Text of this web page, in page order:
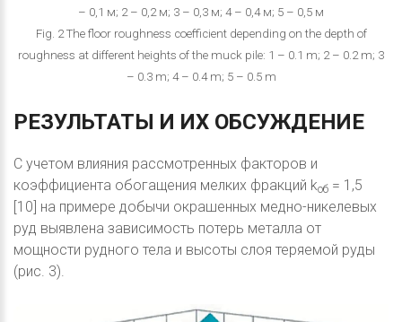
– 0,1 м; 2 – 0,2 м; 3 – 0,3 м; 4 – 0,4 м; 5 – 0,5 м
Fig. 2 The floor roughness coefficient depending on the depth of
roughness at different heights of the muck pile: 1 – 0.1 m; 2 – 0.2 m; 3
– 0.3 m; 4 – 0.4 m; 5 – 0.5 m
РЕЗУЛЬТАТЫ И ИХ ОБСУЖДЕНИЕ
С учетом влияния рассмотренных факторов и
коэффициента обогащения мелких фракций kоб = 1,5
[10] на примере добычи окрашенных медно-никелевых
руд выявлена зависимость потерь металла от
мощности рудного тела и высоты слоя теряемой руды
(рис. 3).